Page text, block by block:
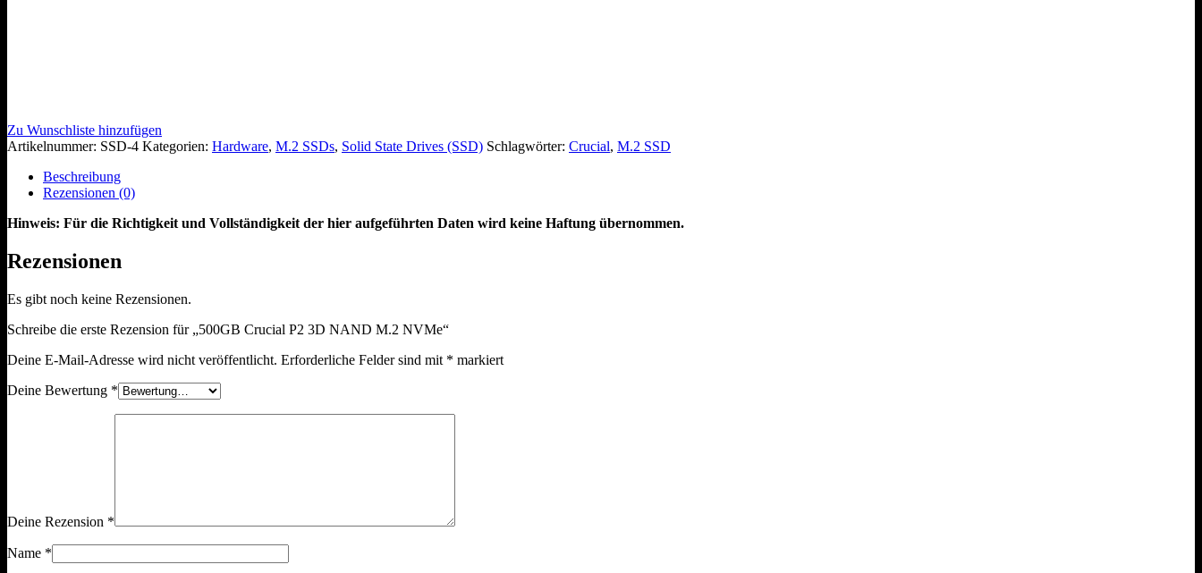
Zu Wunschliste hinzufügen
Artikelnummer: SSD-4 Kategorien: Hardware, M.2 SSDs, Solid State Drives (SSD) Schlagwörter: Crucial, M.2 SSD
Beschreibung
Rezensionen (0)
Hinweis: Für die Richtigkeit und Vollständigkeit der hier aufgeführten Daten wird keine Haftung übernommen.
Rezensionen
Es gibt noch keine Rezensionen.
Schreibe die erste Rezension für „500GB Crucial P2 3D NAND M.2 NVMe“
Deine E-Mail-Adresse wird nicht veröffentlicht. Erforderliche Felder sind mit * markiert
Deine Bewertung *
Deine Rezension *
Name *